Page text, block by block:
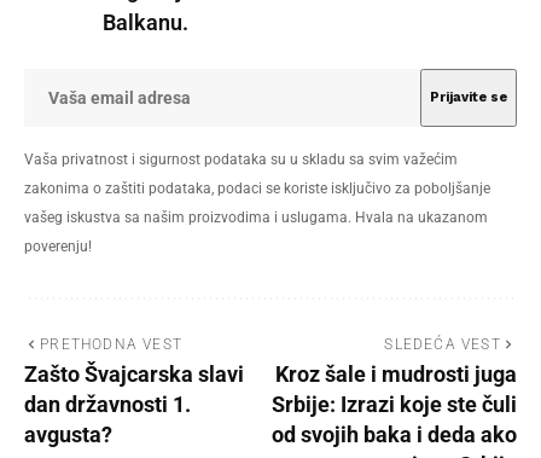
Balkanu.
Vaša privatnost i sigurnost podataka su u skladu sa svim važećim
zakonima o zaštiti podataka, podaci se koriste isključivo za poboljšanje
vašeg iskustva sa našim proizvodima i uslugama. Hvala na ukazanom
poverenju!
PRETHODNA VEST
Zašto Švajcarska slavi
dan državnosti 1.
avgusta?
SLEDEĆA VEST
Kroz šale i mudrosti juga
Srbije: Izrazi koje ste čuli
od svojih baka i deda ako